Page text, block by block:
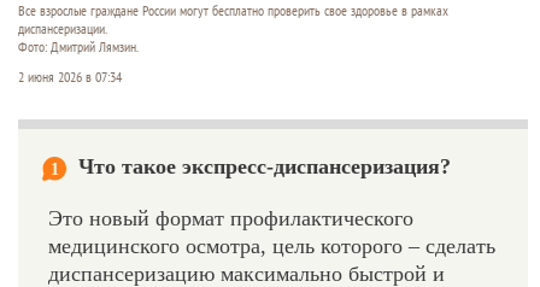
Все взрослые граждане России могут бесплатно проверить свое здоровье в рамках
диспансеризации.
Фото: Дмитрий Лямзин.
2 июня 2026 в 07:34
1 Что такое экспресс-диспансеризация?
Это новый формат профилактического
медицинского осмотра, цель которого – сделать
диспансеризацию максимально быстрой и